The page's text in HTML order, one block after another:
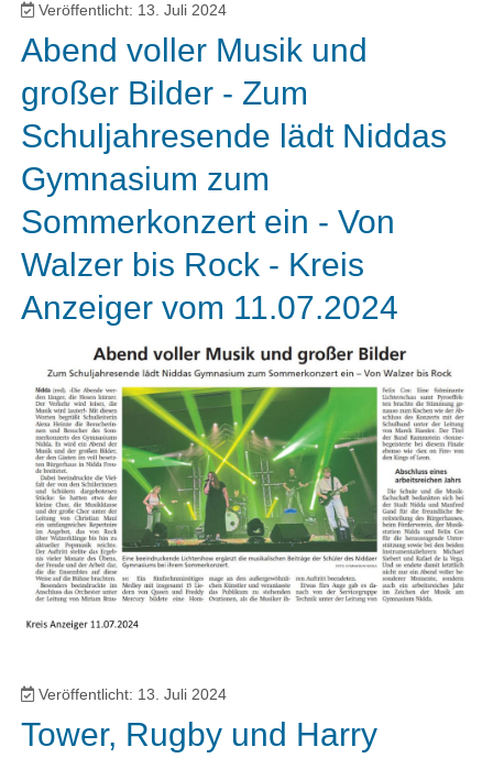
Veröffentlicht: 13. Juli 2024
Abend voller Musik und
großer Bilder - Zum
Schuljahresende lädt Niddas
Gymnasium zum
Sommerkonzert ein - Von
Walzer bis Rock - Kreis
Anzeiger vom 11.07.2024
Veröffentlicht: 13. Juli 2024
Tower, Rugby und Harry